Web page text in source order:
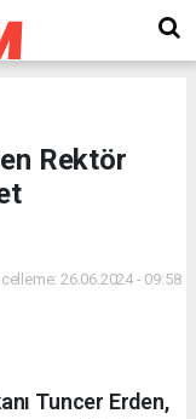
Rektör
26.06.2024 - 09:58
Tuncer Erden,